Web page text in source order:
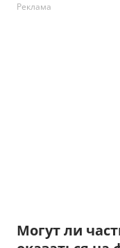
Реклама
Могут ли